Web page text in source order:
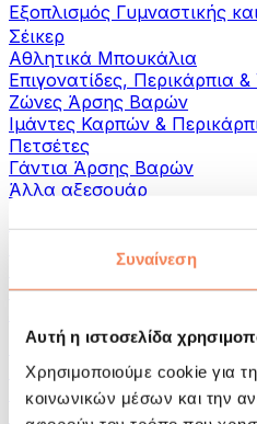
Συναίνεση
Αυτή η ιστοσελίδα
Χρησιμοποιούμε cookie για
κοινωνικών μέσων και την
Εξοπλισμός Γυμναστικής
Σέικερ
Αθλητικά Μπουκάλια
Επιγονατίδες, Περικάρπια
Ζώνες Άρσης Βαρών
Ιμάντες Καρπών &
Πετσέτες
Γάντια Άρσης Βαρών
Άλλα αξεσουάρ
Βοηθήματα-
Πιστόλια μασάζ
Εργαλεία μασάζ
Κύλινδροι Αφρού &
Τσάντες & σακίδια πλάτης
Τσάντες τροφίμων &
Σάκοι Γυμναστικής
Σακίδια πλάτης